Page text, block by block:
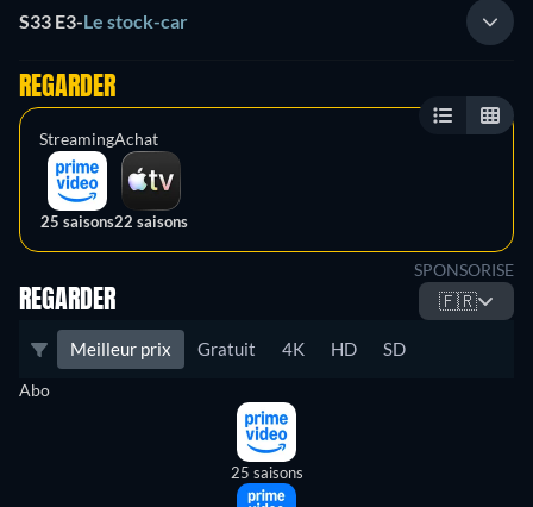
S33 E3-Le stock-car
REGARDER
Streaming
25 saisons
Achat
22 saisons
SPONSORISE
REGARDER 🇫🇷
Meilleur prix Gratuit 4K HD SD
Abo
25 saisons